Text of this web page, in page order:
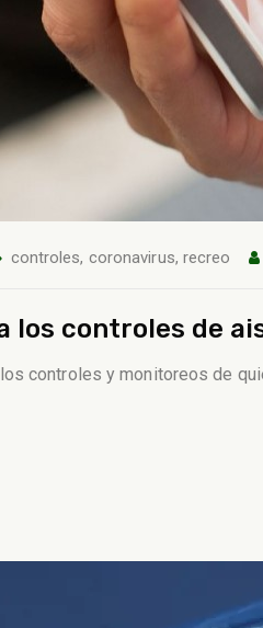
controles, coronavirus, recreo
los controles de
controles y monitoreos de